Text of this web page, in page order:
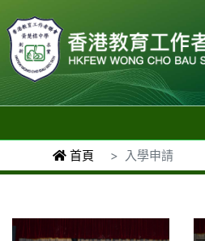
首頁 入學申請